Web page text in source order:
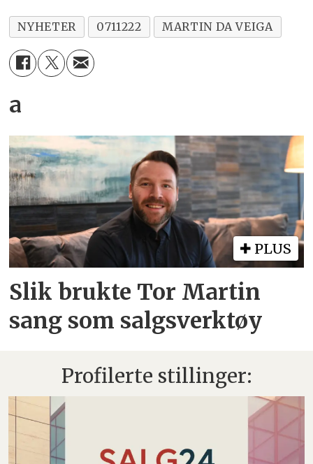
NYHETER 0711222 MARTIN DA VEIGA
a
PLUS
Slik brukte Tor Martin
sang som salgsverktøy
Profilerte stillinger: